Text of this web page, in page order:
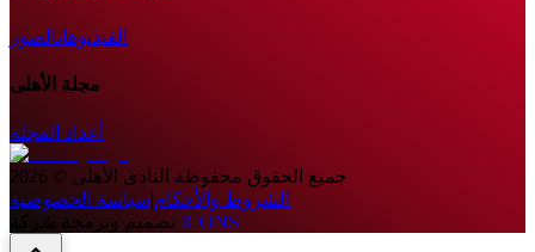
الفيديوهاتالصور
مجلة الأهلى
أعداد المجلة
جميع الحقوق محفوظة النادى الأهلى ©
2026
الشروط والأحكام|سياسة الخصوصية
تصميم وبرمجة شركة ICONS